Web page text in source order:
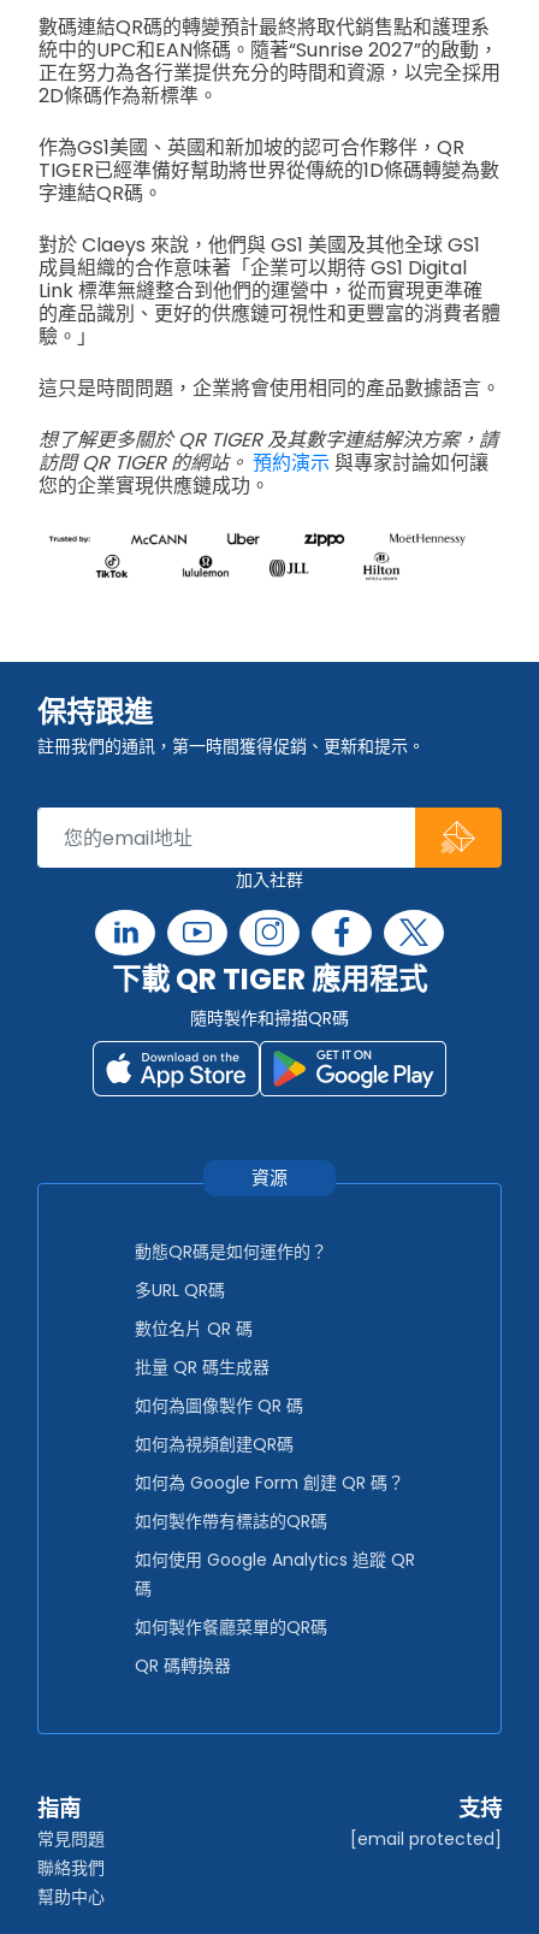
數碼連結QR碼的轉變預計最終將取代銷售點和護理系
統中的UPC和EAN條碼。隨著“Sunrise 2027”的啟動，
正在努力為各行業提供充分的時間和資源，以完全採用
2D條碼作為新標準。
作為GS1美國、英國和新加坡的認可合作夥伴，QR
TIGER已經準備好幫助將世界從傳統的1D條碼轉變為數
字連結QR碼。
對於 Claeys 來說，他們與 GS1 美國及其他全球 GS1
成員組織的合作意味著「企業可以期待 GS1 Digital
Link 標準無縫整合到他們的運營中，從而實現更準確
的產品識別、更好的供應鏈可視性和更豐富的消費者體
驗。」
這只是時間問題，企業將會使用相同的產品數據語言。
想了解更多關於 QR TIGER 及其數字連結解決方案，請
訪問 QR TIGER 的網站。 預約演示與專家討論如何讓
您的企業實現供應鏈成功。
保持跟進
註冊我們的通訊，第一時間獲得促銷、更新和提示。
加入社群
下載 QR TIGER 應用程式
隨時製作和掃描QR碼
資源
動態QR碼是如何運作的？
多URL QR碼
數位名片 QR 碼
批量 QR 碼生成器
如何為圖像製作 QR 碼
如何為視頻創建QR碼
如何為 Google Form 創建 QR 碼？
如何製作帶有標誌的QR碼
如何使用 Google Analytics 追蹤 QR
碼
如何製作餐廳菜單的QR碼
QR 碼轉換器
指南
常見問題
聯絡我們
幫助中心
支持
[email protected]